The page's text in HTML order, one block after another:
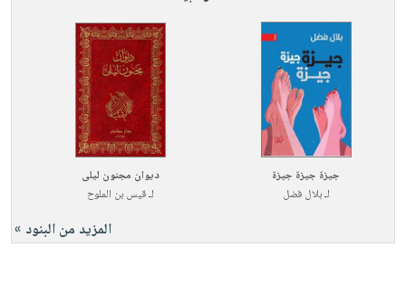
جيزة جيزة جيزة
لـبلال فضل
ديوان مجنون ليلى
لـقيس بن الملوح
المزيد من البنود »